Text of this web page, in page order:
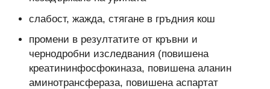
слабост, жажда, стягане в гръдния кош
промени в резултатите от кръвни и
чернодробни изследвания (повишена
креатининфосфокиназа, повишена аланин
аминотрансфераза, повишена аспартат